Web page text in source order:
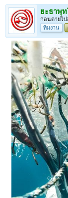
ยะธาพุ
ก่อนตายไป
ทีมงาน